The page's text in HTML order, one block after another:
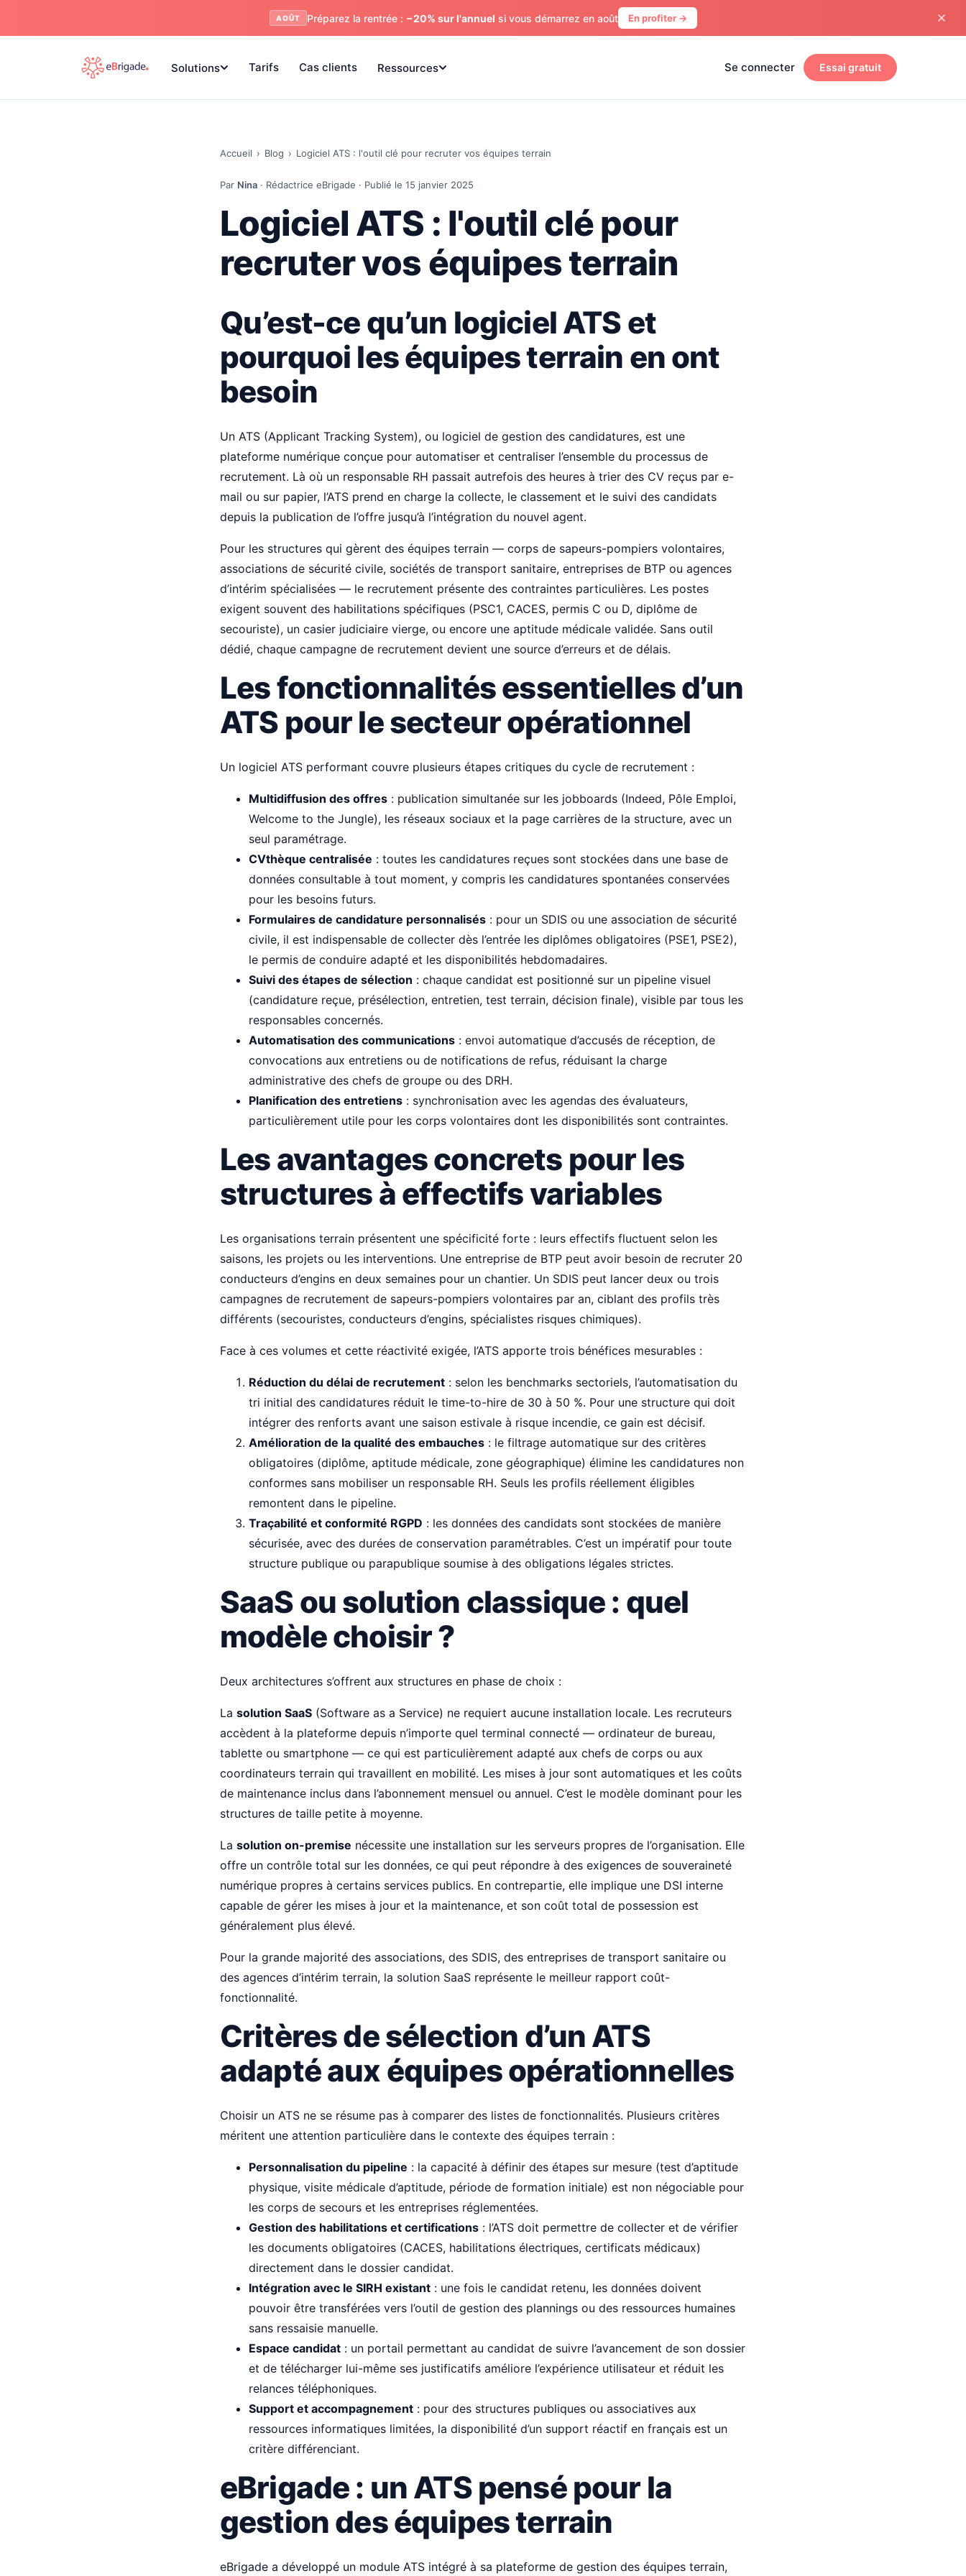
AOÛT Préparez la rentrée : −20% sur l'annuel si vous démarrez en août En profiter →
Solutions Tarifs Cas clients Ressources Se connecter Essai gratuit
Accueil › Blog › Logiciel ATS : l'outil clé pour recruter vos équipes terrain
Par Nina · Rédactrice eBrigade · Publié le 15 janvier 2025
Logiciel ATS : l'outil clé pour
recruter vos équipes terrain
Qu’est-ce qu’un logiciel ATS et
pourquoi les équipes terrain en ont
besoin
Un ATS (Applicant Tracking System), ou logiciel de gestion des candidatures, est une
plateforme numérique conçue pour automatiser et centraliser l’ensemble du processus de
recrutement. Là où un responsable RH passait autrefois des heures à trier des CV reçus par e-
mail ou sur papier, l’ATS prend en charge la collecte, le classement et le suivi des candidats
depuis la publication de l’offre jusqu’à l’intégration du nouvel agent.
Pour les structures qui gèrent des équipes terrain — corps de sapeurs-pompiers volontaires,
associations de sécurité civile, sociétés de transport sanitaire, entreprises de BTP ou agences
d’intérim spécialisées — le recrutement présente des contraintes particulières. Les postes
exigent souvent des habilitations spécifiques (PSC1, CACES, permis C ou D, diplôme de
secouriste), un casier judiciaire vierge, ou encore une aptitude médicale validée. Sans outil
dédié, chaque campagne de recrutement devient une source d’erreurs et de délais.
Les fonctionnalités essentielles d’un
ATS pour le secteur opérationnel
Un logiciel ATS performant couvre plusieurs étapes critiques du cycle de recrutement :
Multidiffusion des offres : publication simultanée sur les jobboards (Indeed, Pôle Emploi,
Welcome to the Jungle), les réseaux sociaux et la page carrières de la structure, avec un
seul paramétrage.
CVthèque centralisée : toutes les candidatures reçues sont stockées dans une base de
données consultable à tout moment, y compris les candidatures spontanées conservées
pour les besoins futurs.
Formulaires de candidature personnalisés : pour un SDIS ou une association de sécurité
civile, il est indispensable de collecter dès l’entrée les diplômes obligatoires (PSE1, PSE2),
le permis de conduire adapté et les disponibilités hebdomadaires.
Suivi des étapes de sélection : chaque candidat est positionné sur un pipeline visuel
(candidature reçue, présélection, entretien, test terrain, décision finale), visible par tous les
responsables concernés.
Automatisation des communications : envoi automatique d’accusés de réception, de
convocations aux entretiens ou de notifications de refus, réduisant la charge
administrative des chefs de groupe ou des DRH.
Planification des entretiens : synchronisation avec les agendas des évaluateurs,
particulièrement utile pour les corps volontaires dont les disponibilités sont contraintes.
Les avantages concrets pour les
structures à effectifs variables
Les organisations terrain présentent une spécificité forte : leurs effectifs fluctuent selon les
saisons, les projets ou les interventions. Une entreprise de BTP peut avoir besoin de recruter 20
conducteurs d’engins en deux semaines pour un chantier. Un SDIS peut lancer deux ou trois
campagnes de recrutement de sapeurs-pompiers volontaires par an, ciblant des profils très
différents (secouristes, conducteurs d’engins, spécialistes risques chimiques).
Face à ces volumes et cette réactivité exigée, l’ATS apporte trois bénéfices mesurables :
Réduction du délai de recrutement : selon les benchmarks sectoriels, l’automatisation du
tri initial des candidatures réduit le time-to-hire de 30 à 50 %. Pour une structure qui doit
intégrer des renforts avant une saison estivale à risque incendie, ce gain est décisif.
Amélioration de la qualité des embauches : le filtrage automatique sur des critères
obligatoires (diplôme, aptitude médicale, zone géographique) élimine les candidatures non
conformes sans mobiliser un responsable RH. Seuls les profils réellement éligibles
remontent dans le pipeline.
Traçabilité et conformité RGPD : les données des candidats sont stockées de manière
sécurisée, avec des durées de conservation paramétrables. C’est un impératif pour toute
structure publique ou parapublique soumise à des obligations légales strictes.
SaaS ou solution classique : quel
modèle choisir ?
Deux architectures s’offrent aux structures en phase de choix :
La solution SaaS (Software as a Service) ne requiert aucune installation locale. Les recruteurs
accèdent à la plateforme depuis n’importe quel terminal connecté — ordinateur de bureau,
tablette ou smartphone — ce qui est particulièrement adapté aux chefs de corps ou aux
coordinateurs terrain qui travaillent en mobilité. Les mises à jour sont automatiques et les coûts
de maintenance inclus dans l’abonnement mensuel ou annuel. C’est le modèle dominant pour les
structures de taille petite à moyenne.
La solution on-premise nécessite une installation sur les serveurs propres de l’organisation. Elle
offre un contrôle total sur les données, ce qui peut répondre à des exigences de souveraineté
numérique propres à certains services publics. En contrepartie, elle implique une DSI interne
capable de gérer les mises à jour et la maintenance, et son coût total de possession est
généralement plus élevé.
Pour la grande majorité des associations, des SDIS, des entreprises de transport sanitaire ou
des agences d’intérim terrain, la solution SaaS représente le meilleur rapport coût-
fonctionnalité.
Critères de sélection d’un ATS
adapté aux équipes opérationnelles
Choisir un ATS ne se résume pas à comparer des listes de fonctionnalités. Plusieurs critères
méritent une attention particulière dans le contexte des équipes terrain :
Personnalisation du pipeline : la capacité à définir des étapes sur mesure (test d’aptitude
physique, visite médicale d’aptitude, période de formation initiale) est non négociable pour
les corps de secours et les entreprises réglementées.
Gestion des habilitations et certifications : l’ATS doit permettre de collecter et de vérifier
les documents obligatoires (CACES, habilitations électriques, certificats médicaux)
directement dans le dossier candidat.
Intégration avec le SIRH existant : une fois le candidat retenu, les données doivent
pouvoir être transférées vers l’outil de gestion des plannings ou des ressources humaines
sans ressaisie manuelle.
Espace candidat : un portail permettant au candidat de suivre l’avancement de son dossier
et de télécharger lui-même ses justificatifs améliore l’expérience utilisateur et réduit les
relances téléphoniques.
Support et accompagnement : pour des structures publiques ou associatives aux
ressources informatiques limitées, la disponibilité d’un support réactif en français est un
critère différenciant.
eBrigade : un ATS pensé pour la
gestion des équipes terrain
eBrigade a développé un module ATS intégré à sa plateforme de gestion des équipes terrain,